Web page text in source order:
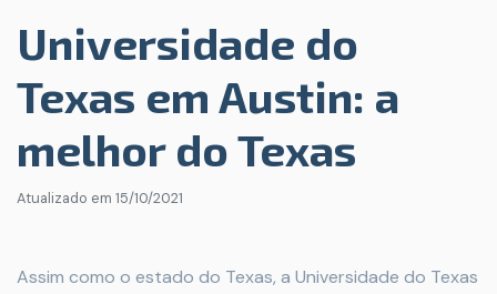
Universidade do
Texas em Austin: a
melhor do Texas
Atualizado em 15/10/2021
Assim como o estado do Texas, a Universidade do Texas